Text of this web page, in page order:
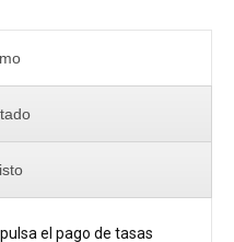
el pago de tasas